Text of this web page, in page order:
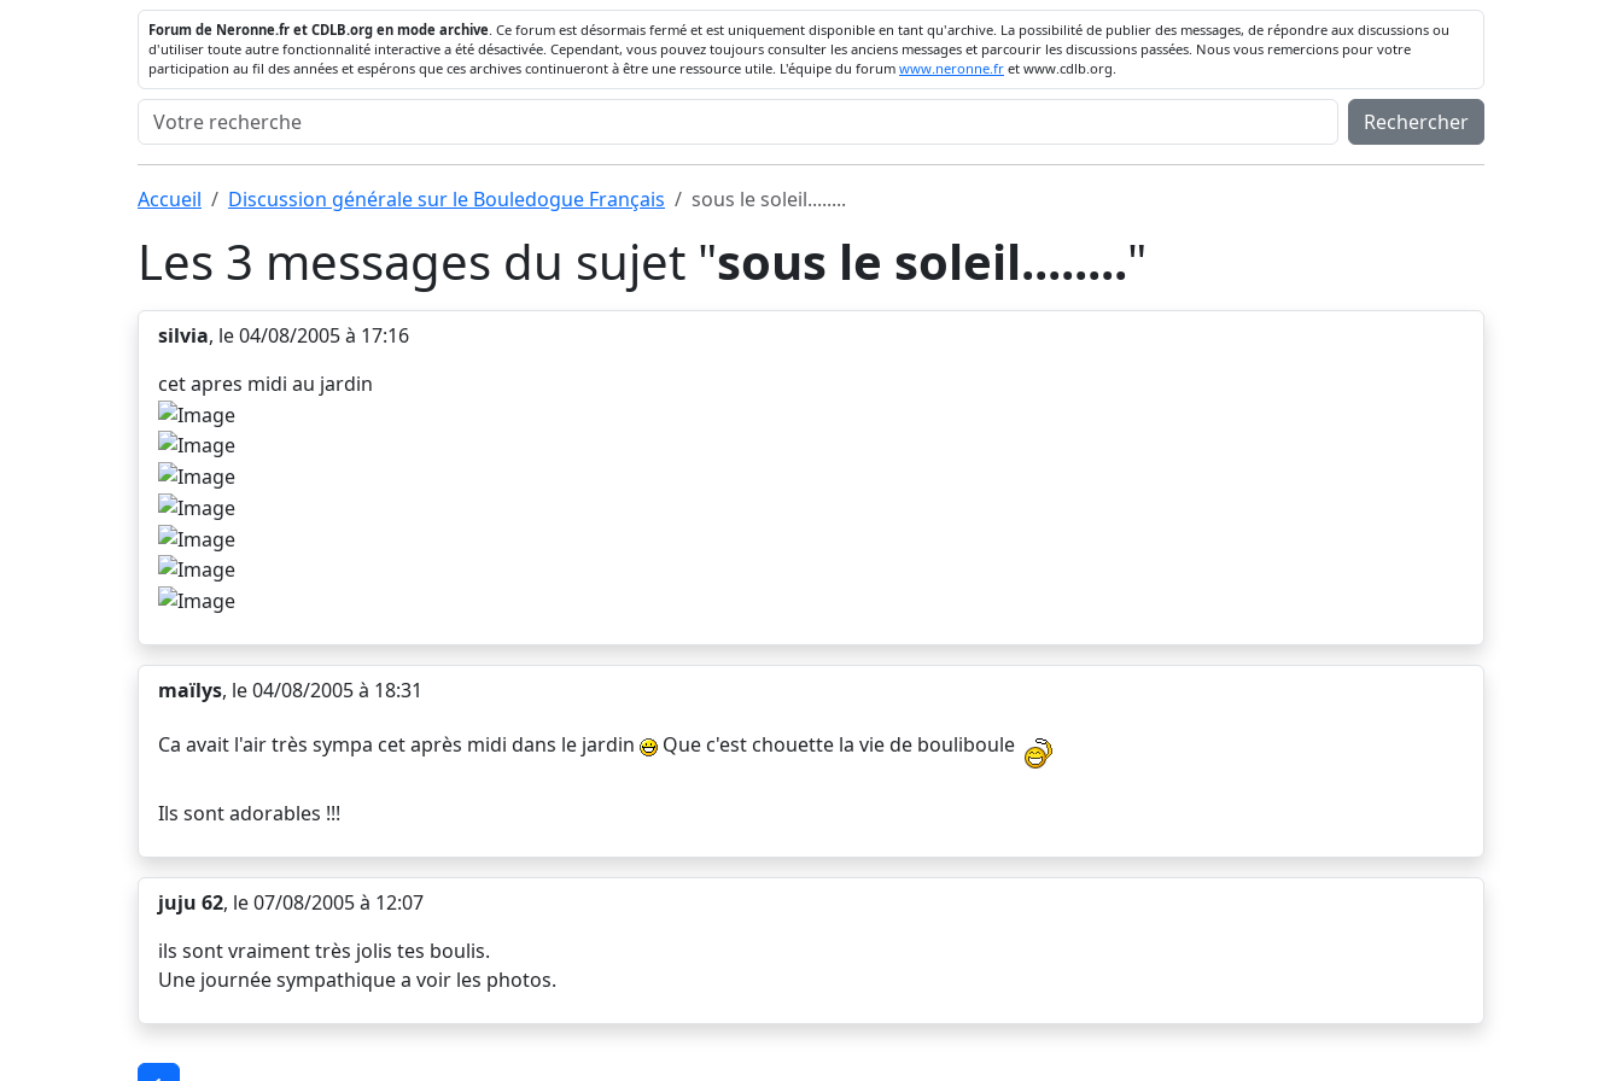
Forum de Neronne.fr et CDLB.org en mode archive. Ce forum est désormais fermé et est uniquement disponible en tant qu'archive. La possibilité de publier des messages, de répondre aux discussions ou
d'utiliser toute autre fonctionnalité interactive a été désactivée. Cependant, vous pouvez toujours consulter les anciens messages et parcourir les discussions passées. Nous vous remercions pour votre
participation au fil des années et espérons que ces archives continueront à être une ressource utile. L'équipe du forum www.neronne.fr et www.cdlb.org.
Rechercher
Accueil Discussion générale sur le Bouledogue Français sous le soleil........
Les 3 messages du sujet "sous le soleil........"
silvia, le 04/08/2005 à 17:16
cet apres midi au jardin
maïlys, le 04/08/2005 à 18:31
Ca avait l'air très sympa cet après midi dans le jardin Que c'est chouette la vie de bouliboule
Ils sont adorables !!!
juju 62, le 07/08/2005 à 12:07
ils sont vraiment très jolis tes boulis.
Une journée sympathique a voir les photos.